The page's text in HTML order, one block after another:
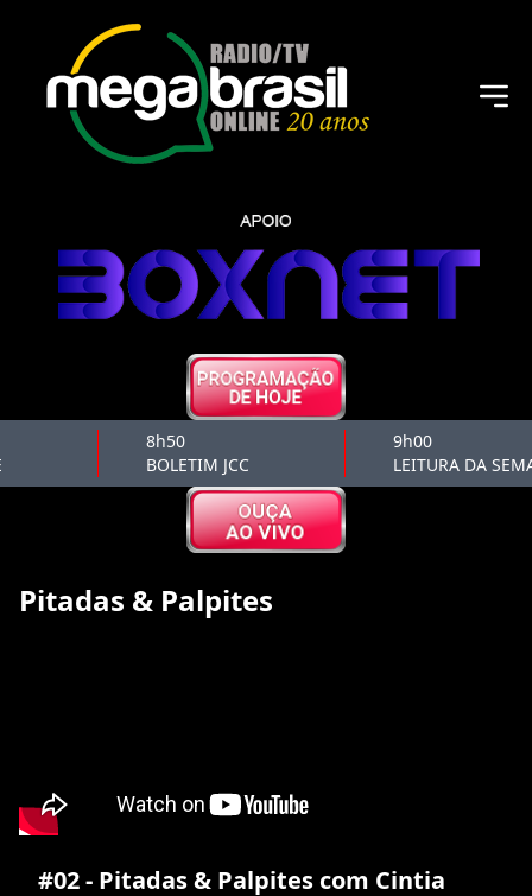
8h50
BOLETIM JCC
9h00
LEITURA DA
Pitadas & Palpites
#02 - Pitadas & Palpites com Cintia